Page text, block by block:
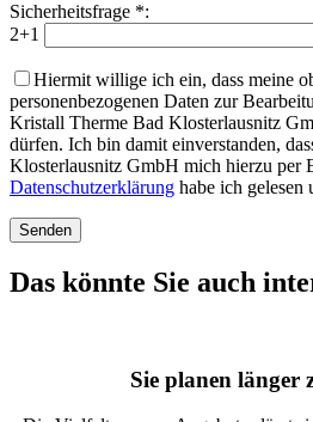
Sicherheitsfrage *:
2+1
Hiermit willige ich ein, dass meine
personenbezogenen Daten zur
Kristall Therme Bad Klosterlausnitz
dürfen. Ich bin damit einverstanden,
Klosterlausnitz GmbH mich hierzu per
Datenschutzerklärung habe ich gelesen
Das könnte Sie auch
Sie planen länger